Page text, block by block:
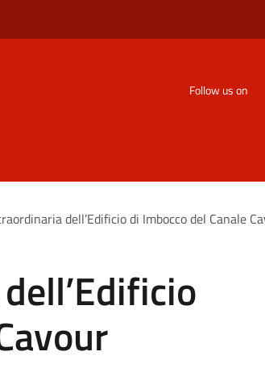
Follow us on
dell’Edificio di Imbocco del Canale